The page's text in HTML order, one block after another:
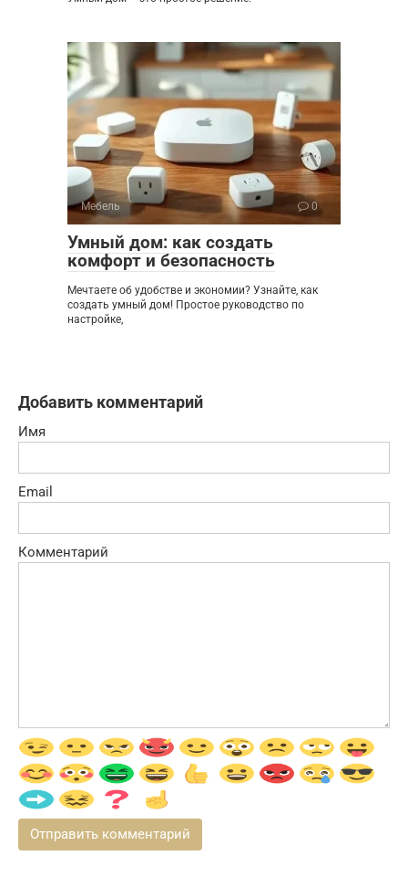
Мебель 0
Умный дом: как создать
комфорт и безопасность
Мечтаете об удобстве и экономии? Узнайте, как
создать умный дом! Простое руководство по
настройке,
Добавить комментарий
Имя
Email
Комментарий